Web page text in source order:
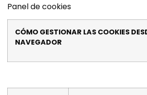
Panel de cookies
CÓMO GESTIONAR LAS COOKIES
NAVEGADOR